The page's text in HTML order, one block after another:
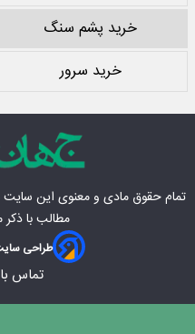
خرید پشم سنگ
خرید سرور
تمام حقوق مادی‌ و معنوی این
مطالب با ذکر
طراحی
تماس